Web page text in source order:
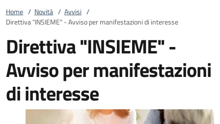
Home / Novità / Avvisi /
Direttiva "INSIEME" - Avviso per manifestazioni di interesse
Direttiva "INSIEME" -
Avviso per manifestazioni
di interesse